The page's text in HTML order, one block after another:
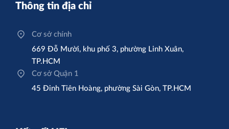
Thông tin địa chỉ
Cơ sở chính
669 Đỗ Mười, khu phố 3, phường Linh Xuân,
TP.HCM
Cơ sở Quận 1
45 Đinh Tiên Hoàng, phường Sài Gòn, TP.HCM